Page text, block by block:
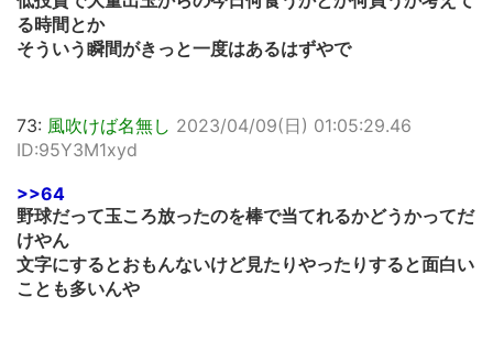
る時間とか
そういう瞬間がきっと一度はあるはずやで
73: 風吹けば名無し 2023/04/09(日) 01:05:29.46
ID:95Y3M1xyd
>>64
野球だって玉ころ放ったのを棒で当てれるかどうかってだ
けやん
文字にするとおもんないけど見たりやったりすると面白い
ことも多いんや